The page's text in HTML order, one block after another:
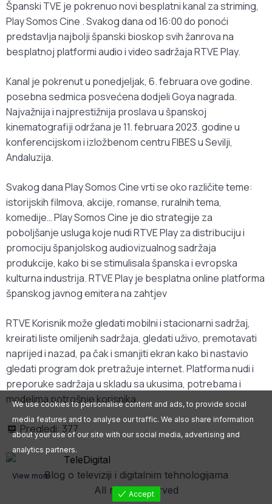
Španski TVE je pokrenuo novi besplatni kanal za striming,
Play Somos Cine . Svakog dana od 16:00 do ponoći
predstavlja najbolji španski bioskop svih žanrova na
besplatnoj platformi audio i video sadržaja RTVE Play.
Kanal je pokrenut u ponedjeljak, 6. februara ove godine.
posebna sedmica posvećena dodjeli Goya nagrada.
Najvažnija i najprestižnija proslava u španskoj
kinematografiji održana je 11. februara 2023. godine u
konferencijskom i izložbenom centru FIBES u Sevilji,
Andaluzija.
Svakog dana Play Somos Cine vrti se oko različite teme:
istorijskih filmova, akcije, romanse, ruralnih tema,
komedije… Play Somos Cine je dio strategije za
poboljšanje usluga koje nudi RTVE Play za distribuciju i
promociju španjolskog audiovizualnog sadržaja
produkcije, kako bi se stimulisala španska i evropska
kulturna industrija. RTVE Play je besplatna online platforma
španskog javnog emitera na zahtjev
RTVE Korisnik može gledati mobilni i stacionarni sadržaj,
kreirati liste omiljenih sadržaja, gledati uživo, premotavati
naprijed i nazad, pa čak i smanjiti ekran kako bi nastavio
gledati program dok pretražuje internet. Platforma nudi i
preporuke sadržaja u skladu sa ukusima, potrebama i
modelima potrošnje korisnika.
Pregledi: 377
Blog o televiziji i digitalnim tehnologijama
All rights reserved
We use cookies to personalise content and ads, to provide social
media features and to analyse our traffic. We also share information
about your use of our site with our social media, advertising and
analytics partners.
View more
Accept